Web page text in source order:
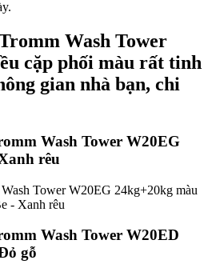
Wash Tower
cặp phối màu rất tinh
gian nhà bạn, chi
Wash Tower W20EG
rêu
Wash Tower W20ED
gỗ